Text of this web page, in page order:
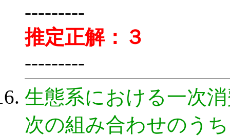
---------
推定正解：３
---------
生態系における一次
次の組み合わせのう